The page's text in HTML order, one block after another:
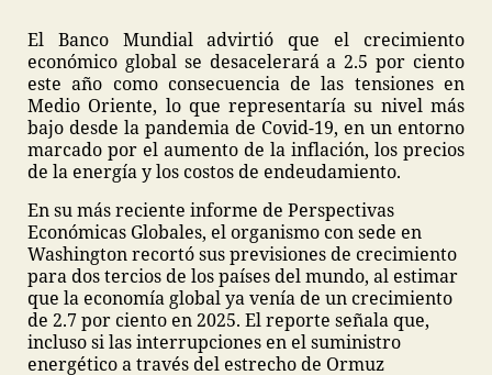
El Banco Mundial advirtió que el crecimiento
económico global se desacelerará a 2.5 por ciento
este año como consecuencia de las tensiones en
Medio Oriente, lo que representaría su nivel más
bajo desde la pandemia de Covid-19, en un entorno
marcado por el aumento de la inflación, los precios
de la energía y los costos de endeudamiento.
En su más reciente informe de Perspectivas
Económicas Globales, el organismo con sede en
Washington recortó sus previsiones de crecimiento
para dos tercios de los países del mundo, al estimar
que la economía global ya venía de un crecimiento
de 2.7 por ciento en 2025. El reporte señala que,
incluso si las interrupciones en el suministro
energético a través del estrecho de Ormuz